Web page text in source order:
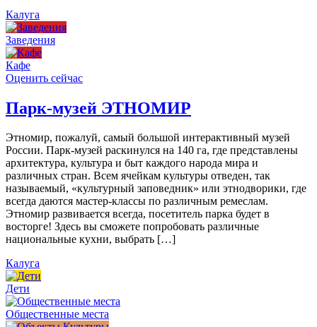
Калуга
Заведения
Кафе
Оценить сейчас
Парк-музей ЭТНОМИР
Этномир, пожалуй, самый большой интерактивный музей
России. Парк-музей раскинулся на 140 га, где представлены
архитектура, культура и быт каждого народа мира и
различных стран. Всем ячейкам культуры отведен, так
называемый, «культурный заповедник» или этнодворики, где
всегда даются мастер-классы по различным ремеслам.
Этномир развивается всегда, посетитель парка будет в
восторге! Здесь вы сможете попробовать различные
национальные кухни, выбрать […]
Калуга
Дети
Общественные места